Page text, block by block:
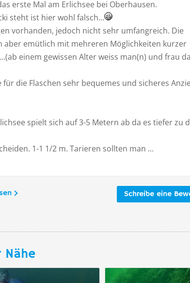
erste Mal am Erlichsee bei Oberhausen.
steht ist hier wohl falsch...
vorhanden, jedoch nicht sehr umfangreich. Die
aber emütlich mit mehreren Möglichkeiten kurzer
einem gewissen Alter weiss man(n) und frau
für die Flaschen sehr bequemes und sicheres
spielt sich auf 3-5 Metern ab da es tiefer zu
1-1 1/2 m. Tarieren sollten man ...
Schreibe eine
Nähe